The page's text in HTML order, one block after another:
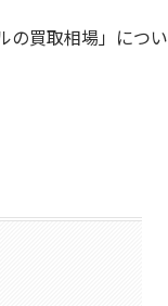
の買取相場」につい